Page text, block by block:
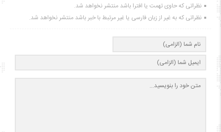
نظراتی که حاوی تهمت یا افترا باشد منتشر نخواهد شد.
نظراتی که به غیر از زبان فارسی یا غیر مرتبط با خبر باشد منتشر نخواهد شد.